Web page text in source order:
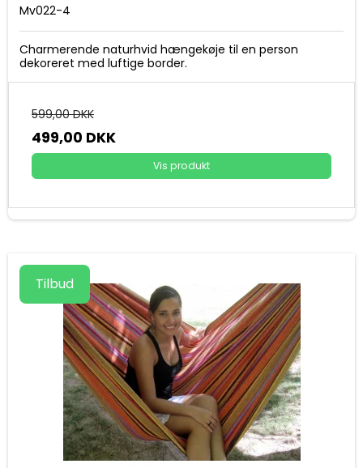
Mv022-4
Charmerende naturhvid hængekøje til en person
dekoreret med luftige border.
599,00 DKK
499,00 DKK
Vis produkt
Tilbud